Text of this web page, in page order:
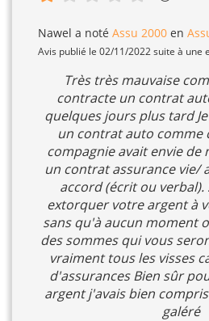
Nawel a noté Assu 2000 en
Avis publié le 02/11/2022 suite à une
Très très mauvaise
contracte un contrat
quelques jours plus tard
un contrat auto comme
compagnie avait envie de
un contrat assurance vie/
accord (écrit ou verbal).
extorquer votre argent à
sans qu'à aucun moment
des sommes qui vous
vraiment tous les visses
d'assurances Bien sûr
argent j'avais bien
galéré